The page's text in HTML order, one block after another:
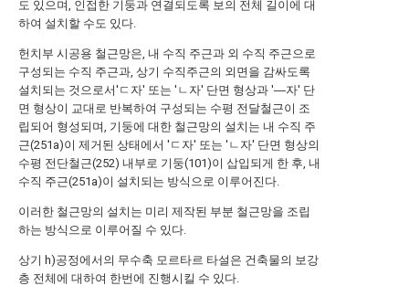
도 있으며, 인접한 기둥과 연결되도록 보의 전체 길이에 대
하여 설치할 수도 있다.
헌치부 시공용 철근망은, 내 수직 주근과 외 수직 주근으로
구성되는 수직 주근과, 상기 수직주근의 외면을 감싸도록
설치되는 것으로서'ㄷ자' 또는 'ㄴ자' 단면 형상과 '―자' 단
면 형상이 교대로 반복하여 구성되는 수평 전달철근이 조
립되어 형성되며, 기둥에 대한 철근망의 설치는 내 수직 주
근(251a)이 제거된 상태에서 'ㄷ자' 또는 'ㄴ자' 단면 형상의
수평 전단철근(252) 내부로 기둥(101)이 삽입되게 한 후, 내
수직 주근(251a)이 설치되는 방식으로 이루어진다.
이러한 철근망의 설치는 미리 제작된 부분 철근망을 조립
하는 방식으로 이루어질 수 있다.
상기 h)공정에서의 무수축 모르타르 타설은 건축물의 보강
층 전체에 대하여 한번에 진행시킬 수 있다.